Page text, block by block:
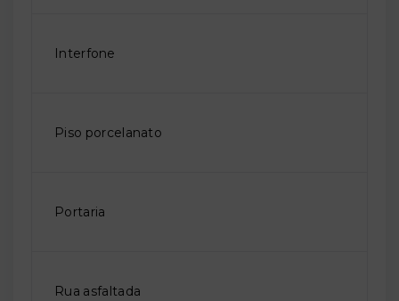
Interfone
Piso porcelanato
Portaria
Rua asfaltada